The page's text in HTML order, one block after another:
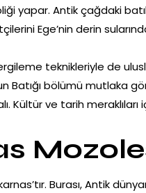
yapar. Antik çağdaki
Ege’nin derin
teknikleriyle de
Batığı bölümü mutlaka
Kültür ve tarih
Burası, Antik